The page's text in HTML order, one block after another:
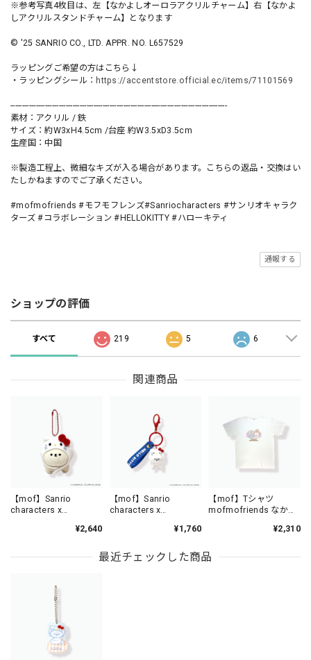
※参考写真4枚目は、左【なかよしオーロラアクリルチャーム】右【なかよ
しアクリルスタンドチャーム】となります
© '25 SANRIO CO., LTD. APPR. NO. L657529
ラッピングご希望の方はこちら↓
・ラッピングシール： https://accentstore.official.ec/items/71101569
----------------------------------------------------------------------------------------------
素材：アクリル / 鉄
サイズ：約W3xH4.5cm /台座 約W3.5xD3.5cm
生産国：中国
※製造工程上、微細なキズが入る場合があります。こちらの返品・交換はい
たしかねますのでご了承ください。
#mofmofriends #モフモフレンズ#Sanriocharacters #サンリオキャラク
ターズ #コラボレーション #HELLOKITTY #ハローキティ
通報する
ショップの評価
すべて 219 5 6
関連商品
【mof】Sanrio
characters x
しマスコットチャーム
フリーゼ / MFS901-1
¥2,640
【mof】Sanrio
characters x
しPVCキーホルダー
フリーゼ / MFS006-1
¥1,760
【mof】Tシャツ
mofmofriends なかよ
¥2,310
最近チェックした商品